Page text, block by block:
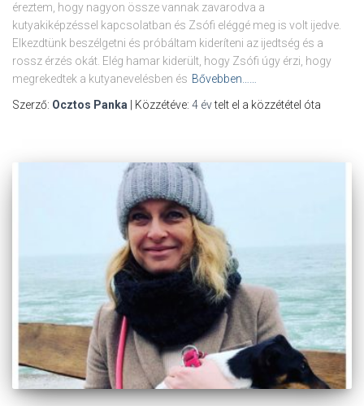
éreztem, hogy nagyon össze vannak zavarodva a
kutyakiképzéssel kapcsolatban és Zsófi eléggé meg is volt ijedve.
Elkezdtünk beszélgetni és próbáltam kideríteni az ijedtség és a
rossz érzés okát. Elég hamar kiderült, hogy Zsófi úgy érzi, hogy
megrekedtek a kutyanevelésben és Bővebben……
Szerző: Ocztos Panka | Közzétéve: 4 évtelt el a közzététel óta